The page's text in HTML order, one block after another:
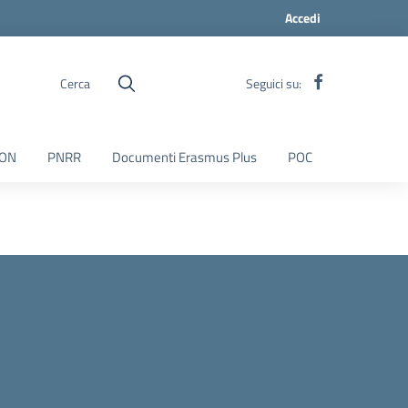
Accedi
Cerca Seguici su:
PNRR Documenti Erasmus Plus POC